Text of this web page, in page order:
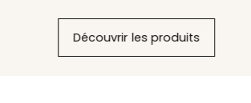
Découvrir les produits